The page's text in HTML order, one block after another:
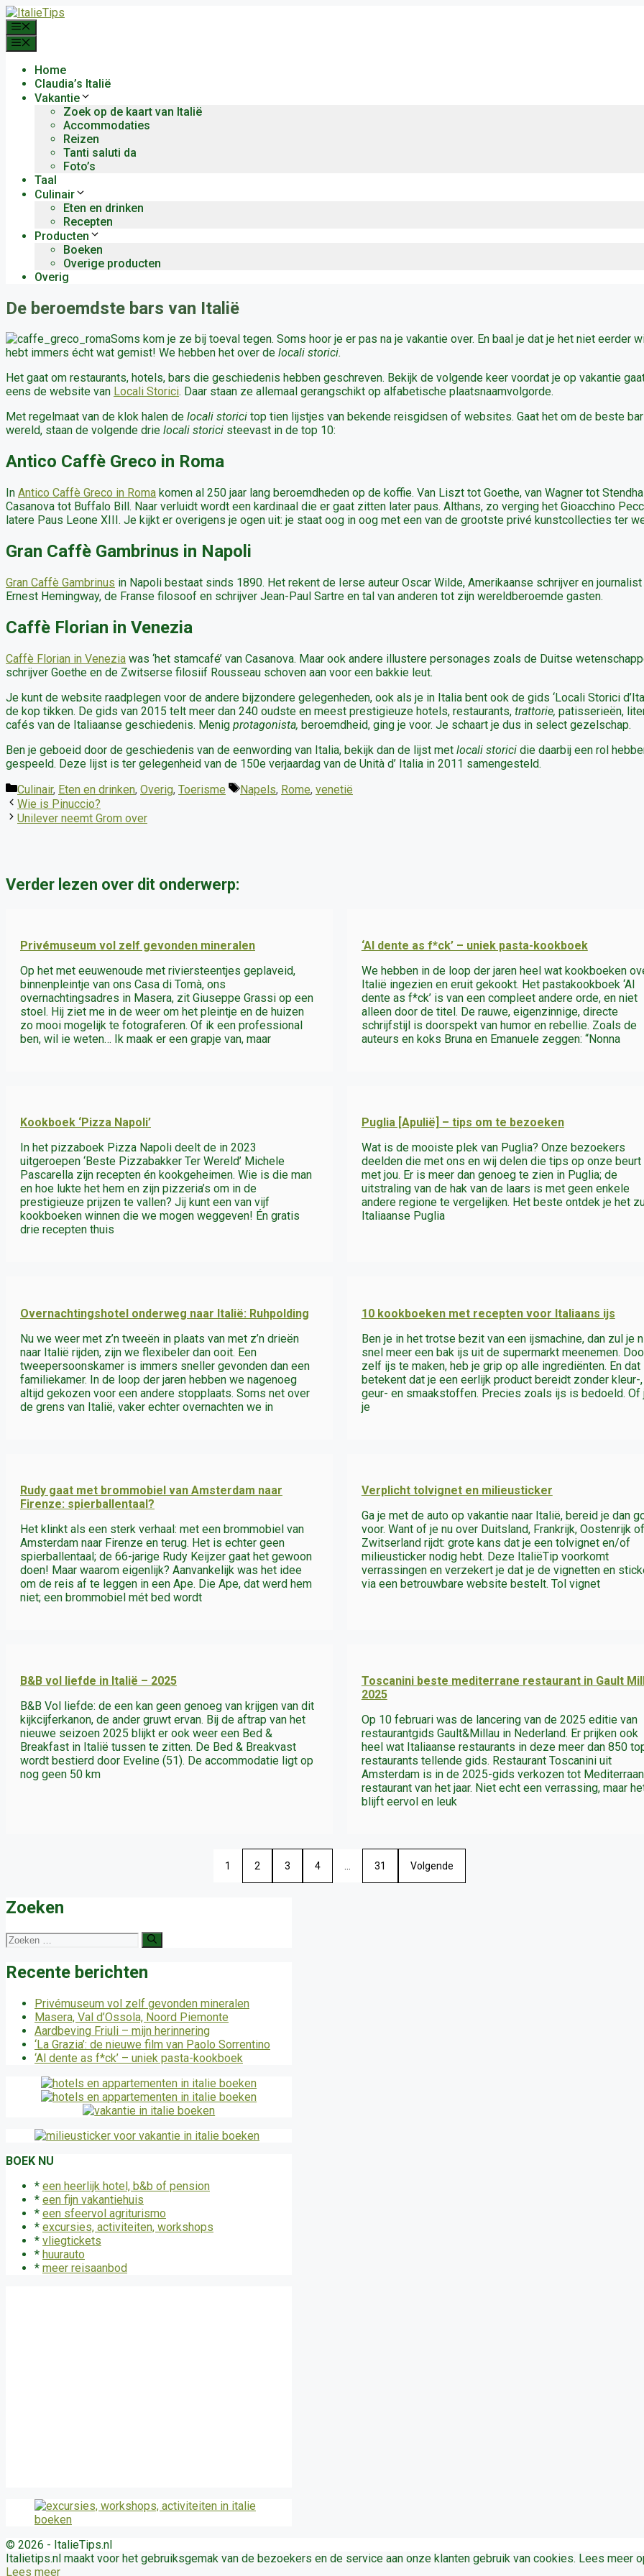
Ga
naar
de
inhoud
Home
Claudia’s Italië
Vakantie
Zoek op de kaart van Italië
Accommodaties
Reizen
Tanti saluti da
Foto’s
Taal
Culinair
Eten en drinken
Recepten
Producten
Boeken
Overige producten
Overig
De beroemdste bars van Italië
Soms kom je ze bij toeval tegen. Soms hoor je er pas na je vakantie over. En baal je dat je het niet eerder
hebt immers écht wat gemist! We hebben het over de locali storici.
Het gaat om restaurants, hotels, bars die geschiedenis hebben geschreven. Bekijk de volgende keer voordat je op vakantie
eens de website van Locali Storici. Daar staan ze allemaal gerangschikt op alfabetische plaatsnaamvolgorde.
Met regelmaat van de klok halen de locali storici top tien lijstjes van bekende reisgidsen of websites. Gaat het om de beste
wereld, staan de volgende drie locali storici steevast in de top 10:
Antico Caffè Greco in Roma
In Antico Caffè Greco in Roma komen al 250 jaar lang beroemdheden op de koffie. Van Liszt tot Goethe, van Wagner tot
Casanova tot Buffalo Bill. Naar verluidt wordt een kardinaal die er gaat zitten later paus. Althans, zo verging het Gioacchino
latere Paus Leone XIII. Je kijkt er overigens je ogen uit: je staat oog in oog met een van de grootste privé kunstcollecties ter
Gran Caffè Gambrinus in Napoli
Gran Caffè Gambrinus in Napoli bestaat sinds 1890. Het rekent de Ierse auteur Oscar Wilde, Amerikaanse schrijver en journalist
Ernest Hemingway, de Franse filosoof en schrijver Jean-Paul Sartre en tal van anderen tot zijn wereldberoemde gasten.
Caffè Florian in Venezia
Caffè Florian in Venezia was ‘het stamcafé’ van Casanova. Maar ook andere illustere personages zoals de Duitse
schrijver Goethe en de Zwitserse filosiif Rousseau schoven aan voor een bakkie leut.
Je kunt de website raadplegen voor de andere bijzondere gelegenheden, ook als je in Italia bent ook de gids ‘Locali Storici
de kop tikken. De gids van 2015 telt meer dan 240 oudste en meest prestigieuze hotels, restaurants, trattorie, patisserieën,
cafés van de Italiaanse geschiedenis. Menig protagonista, beroemdheid, ging je voor. Je schaart je dus in select gezelschap.
Ben je geboeid door de geschiedenis van de eenwording van Italia, bekijk dan de lijst met locali storici die daarbij een rol
gespeeld. Deze lijst is ter gelegenheid van de 150e verjaardag van de Unità d’ Italia in 2011 samengesteld.
Categorieën
Culinair, Eten en drinken, Overig, Toerisme Tags
Napels, Rome, venetië
Wie is Pinuccio?
Unilever neemt Grom over
Verder lezen over dit onderwerp:
Privémuseum vol zelf gevonden mineralen
Op het met eeuwenoude met riviersteentjes geplaveid,
binnenpleintje van ons Casa di Tomà, ons
overnachtingsadres in Masera, zit Giuseppe Grassi op een
stoel. Hij ziet me in de weer om het pleintje en de huizen
zo mooi mogelijk te fotograferen. Of ik een professional
ben, wil ie weten… Ik maak er een grapje van, maar
‘Al dente as f*ck’ – uniek pasta-kookboek
We hebben in de loop der jaren heel wat kookboeken
Italië ingezien en eruit gekookt. Het pastakookboek ‘Al
dente as f*ck’ is van een compleet andere orde, en niet
alleen door de titel. De rauwe, eigenzinnige, directe
schrijfstijl is doorspekt van humor en rebellie. Zoals de
auteurs en koks Bruna en Emanuele zeggen: “Nonna
Kookboek ‘Pizza Napoli’
In het pizzaboek Pizza Napoli deelt de in 2023
uitgeroepen ‘Beste Pizzabakker Ter Wereld’ Michele
Pascarella zijn recepten én kookgeheimen. Wie is die man
en hoe lukte het hem en zijn pizzeria’s om in de
prestigieuze prijzen te vallen? Jij kunt een van vijf
kookboeken winnen die we mogen weggeven! Én gratis
drie recepten thuis
Puglia [Apulië] – tips om te bezoeken
Wat is de mooiste plek van Puglia? Onze bezoekers
deelden die met ons en wij delen die tips op onze beurt
met jou. Er is meer dan genoeg te zien in Puglia; de
uitstraling van de hak van de laars is met geen enkele
andere regione te vergelijken. Het beste ontdek je het
Italiaanse Puglia
Overnachtingshotel onderweg naar Italië: Ruhpolding
Nu we weer met z’n tweeën in plaats van met z’n drieën
naar Italië rijden, zijn we flexibeler dan ooit. Een
tweepersoonskamer is immers sneller gevonden dan een
familiekamer. In de loop der jaren hebben we nagenoeg
altijd gekozen voor een andere stopplaats. Soms net over
de grens van Italië, vaker echter overnachten we in
10 kookboeken met recepten voor Italiaans ijs
Ben je in het trotse bezit van een ijsmachine, dan zul je
snel meer een bak ijs uit de supermarkt meenemen.
zelf ijs te maken, heb je grip op alle ingrediënten. En dat
betekent dat je een eerlijk product bereidt zonder kleur-,
geur- en smaakstoffen. Precies zoals ijs is bedoeld. Of
je
Rudy gaat met brommobiel van Amsterdam naar
Firenze: spierballentaal?
Het klinkt als een sterk verhaal: met een brommobiel van
Amsterdam naar Firenze en terug. Het is echter geen
spierballentaal; de 66-jarige Rudy Keijzer gaat het gewoon
doen! Maar waarom eigenlijk? Aanvankelijk was het idee
om de reis af te leggen in een Ape. Die Ape, dat werd hem
niet; een brommobiel mét bed wordt
Verplicht tolvignet en milieusticker
Ga je met de auto op vakantie naar Italië, bereid je dan
voor. Want of je nu over Duitsland, Frankrijk, Oostenrijk of
Zwitserland rijdt: grote kans dat je een tolvignet en/of
milieusticker nodig hebt. Deze ItaliëTip voorkomt
verrassingen en verzekert je dat je de vignetten en
via een betrouwbare website bestelt. Tol vignet
B&B vol liefde in Italië – 2025
B&B Vol liefde: de een kan geen genoeg van krijgen van dit
kijkcijferkanon, de ander gruwt ervan. Bij de aftrap van het
nieuwe seizoen 2025 blijkt er ook weer een Bed &
Breakfast in Italië tussen te zitten. De Bed & Breakvast
wordt bestierd door Eveline (51). De accommodatie ligt op
nog geen 50 km
Toscanini beste mediterrane restaurant in Gault
2025
Op 10 februari was de lancering van de 2025 editie van
restaurantgids Gault&Millau in Nederland. Er prijken ook
heel wat Italiaanse restaurants in deze meer dan 850
restaurants tellende gids. Restaurant Toscanini uit
Amsterdam is in de 2025-gids verkozen tot Mediterraan
restaurant van het jaar. Niet echt een verrassing, maar
blijft eervol en leuk
1 2 3 4 … 31 Volgende
Zoeken
Zoek
naar:
Recente berichten
Privémuseum vol zelf gevonden mineralen
Masera, Val d’Ossola, Noord Piemonte
Aardbeving Friuli – mijn herinnering
‘La Grazia’: de nieuwe film van Paolo Sorrentino
‘Al dente as f*ck’ – uniek pasta-kookboek
BOEK NU
* een heerlijk hotel, b&b of pension
* een fijn vakantiehuis
* een sfeervol agriturismo
* excursies, activiteiten, workshops
* vliegtickets
* huurauto
* meer reisaanbod
© 2026 - ItalieTips.nl
Italietips.nl maakt voor het gebruiksgemak van de bezoekers en de service aan onze klanten gebruik van cookies. Lees meer
Lees meer